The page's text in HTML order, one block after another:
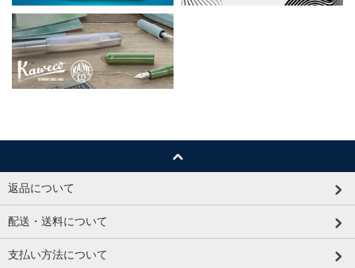
返品について
配送・送料について
支払い方法について